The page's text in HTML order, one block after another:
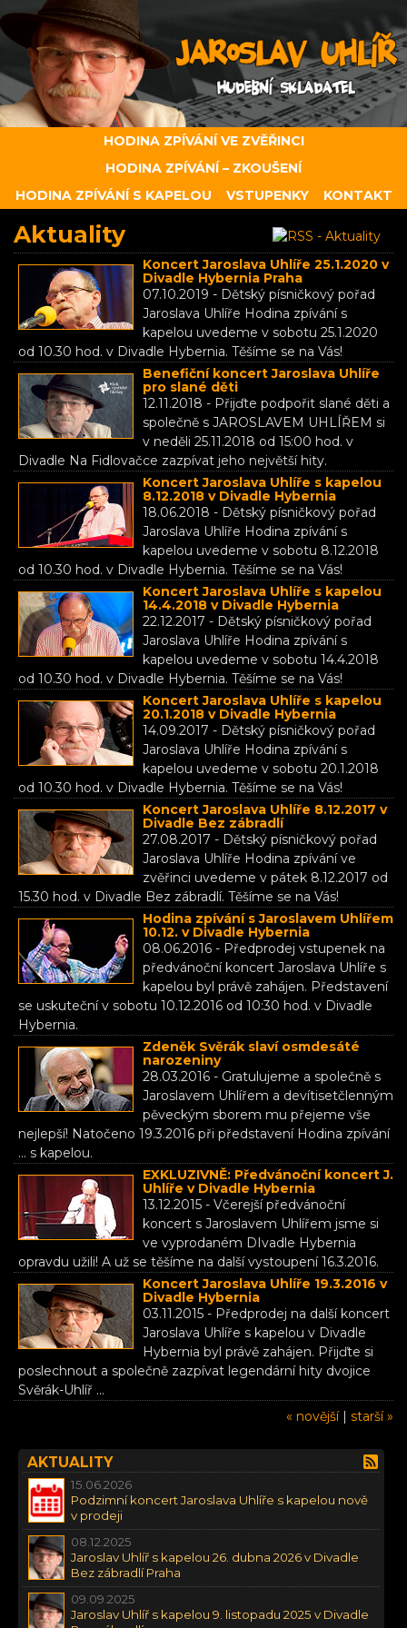
HODINA ZPÍVÁNÍ VE ZVĚŘINCI
HODINA ZPÍVÁNÍ – ZKOUŠENÍ
HODINA ZPÍVÁNÍ S KAPELOU
VSTUPENKY KONTAKT
Aktuality
Koncert Jaroslava Uhlíře 25.1.2020 v
Divadle Hybernia Praha
07.10.2019 - Dětský písničkový pořad
Jaroslava Uhlíře Hodina zpívání s
kapelou uvedeme v sobotu 25.1.2020
od 10.30 hod. v Divadle Hybernia. Těšíme se na Vás!
Benefiční koncert Jaroslava Uhlíře
pro slané děti
12.11.2018 - Přijďte podpořit slané děti a
společně s JAROSLAVEM UHLÍŘEM si
v neděli 25.11.2018 od 15:00 hod. v
Divadle Na Fidlovačce zazpívat jeho největší hity.
Koncert Jaroslava Uhlíře s kapelou
8.12.2018 v Divadle Hybernia
18.06.2018 - Dětský písničkový pořad
Jaroslava Uhlíře Hodina zpívání s
kapelou uvedeme v sobotu 8.12.2018
od 10.30 hod. v Divadle Hybernia. Těšíme se na Vás!
Koncert Jaroslava Uhlíře s kapelou
14.4.2018 v Divadle Hybernia
22.12.2017 - Dětský písničkový pořad
Jaroslava Uhlíře Hodina zpívání s
kapelou uvedeme v sobotu 14.4.2018
od 10.30 hod. v Divadle Hybernia. Těšíme se na Vás!
Koncert Jaroslava Uhlíře s kapelou
20.1.2018 v Divadle Hybernia
14.09.2017 - Dětský písničkový pořad
Jaroslava Uhlíře Hodina zpívání s
kapelou uvedeme v sobotu 20.1.2018
od 10.30 hod. v Divadle Hybernia. Těšíme se na Vás!
Koncert Jaroslava Uhlíře 8.12.2017 v
Divadle Bez zábradlí
27.08.2017 - Dětský písničkový pořad
Jaroslava Uhlíře Hodina zpívání ve
zvěřinci uvedeme v pátek 8.12.2017 od
15.30 hod. v Divadle Bez zábradlí. Těšíme se na Vás!
Hodina zpívání s Jaroslavem Uhlířem
10.12. v Divadle Hybernia
08.06.2016 - Předprodej vstupenek na
předvánoční koncert Jaroslava Uhlíře s
kapelou byl právě zahájen. Představení
se uskuteční v sobotu 10.12.2016 od 10:30 hod. v Divadle
Hybernia.
Zdeněk Svěrák slaví osmdesáté
narozeniny
28.03.2016 - Gratulujeme a společně s
Jaroslavem Uhlířem a devítisetčlenným
pěveckým sborem mu přejeme vše
nejlepší! Natočeno 19.3.2016 při představení Hodina zpívání
... s kapelou.
EXKLUZIVNĚ: Předvánoční koncert J.
Uhlíře v Divadle Hybernia
13.12.2015 - Včerejší předvánoční
koncert s Jaroslavem Uhlířem jsme si
ve vyprodaném DIvadle Hybernia
opravdu užili! A už se těšíme na další vystoupení 16.3.2016.
Koncert Jaroslava Uhlíře 19.3.2016 v
Divadle Hybernia
03.11.2015 - Předprodej na další koncert
Jaroslava Uhlíře s kapelou v Divadle
Hybernia byl právě zahájen. Přijďte si
poslechnout a společně zazpívat legendární hity dvojice
Svěrák-Uhlíř ...
« novější| starší »
AKTUALITY
15.06.2026
Podzimní koncert Jaroslava Uhlíře s kapelou nově
v prodeji
08.12.2025
Jaroslav Uhlíř s kapelou 26. dubna 2026 v Divadle
Bez zábradlí Praha
09.09.2025
Jaroslav Uhlíř s kapelou 9. listopadu 2025 v Divadle